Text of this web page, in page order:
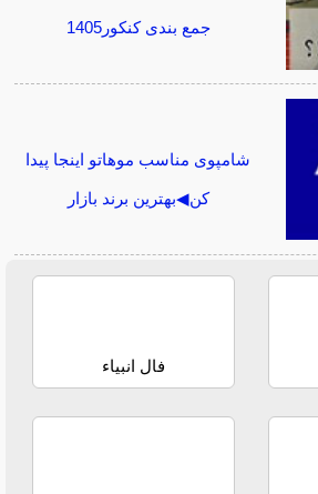
جمع بندی کنکور1405
شامپوی مناسب موهاتو اینجا پیدا
کن◀بهترین برند بازار
فال انبیاء